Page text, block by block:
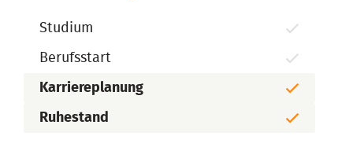
Studium
Berufsstart
Karriereplanung
Ruhestand